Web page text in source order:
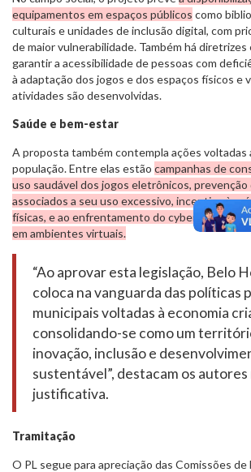
equipamentos em espaços públicos como
culturais e unidades de inclusão digital, com
de maior vulnerabilidade. Também há diretrizes
garantir a acessibilidade de pessoas com
à adaptação dos jogos e dos espaços físicos e
atividades são desenvolvidas.
Saúde e bem-estar
A proposta também contempla ações voltadas
população. Entre elas estão campanhas de
uso saudável dos jogos eletrônicos,
associados a seu uso excessivo, incentivo à
físicas, e ao enfrentamento do cyberbullying e
em ambientes virtuais.
“Ao aprovar esta legislação, Belo
coloca na vanguarda das políticas
municipais voltadas à economia
consolidando-se como um
inovação, inclusão e
sustentável”, destacam os autores
justificativa.
Tramitação
O PL segue para apreciação das Comissões de